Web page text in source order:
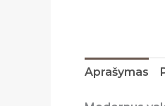
Aprašymas